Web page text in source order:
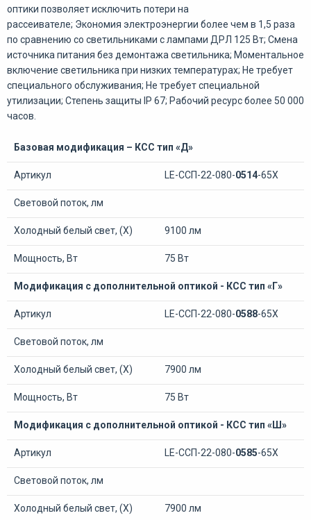
оптики позволяет исключить потери на
рассеивателе; Экономия электроэнергии более чем в 1,5 раза
по сравнению со светильниками с лампами ДРЛ 125 Вт; Смена
источника питания без демонтажа светильника; Моментальное
включение светильника при низких температурах; Не требует
специального обслуживания; Не требует специальной
утилизации; Степень защиты IP 67; Рабочий ресурс более 50 000
часов.
Базовая модификация – КСС тип «Д»
Артикул LE-ССП-22-080-0514-65Х
Световой поток, лм
Холодный белый свет, (Х) 9100 лм
Мощность, Вт 75 Вт
Модификация с дополнительной оптикой - КСС тип «Г»
Артикул LE-ССП-22-080-0588-65Х
Световой поток, лм
Холодный белый свет, (Х) 7900 лм
Мощность, Вт 75 Вт
Модификация с дополнительной оптикой - КСС тип «Ш»
Артикул LE-ССП-22-080-0585-65Х
Световой поток, лм
Холодный белый свет, (Х) 7900 лм